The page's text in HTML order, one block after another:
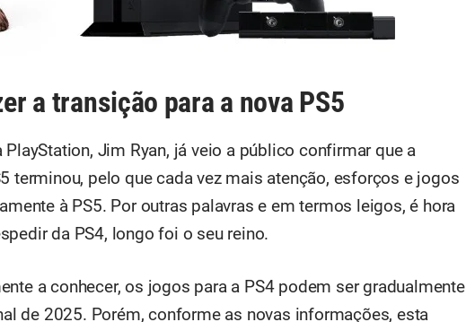
a transição para a nova PS5
Jim Ryan, já veio a público confirmar que a
terminou, pelo que cada vez mais atenção, esforços e jogos
à PS5. Por outras palavras e em termos leigos, é hora
da PS4, longo foi o seu reino.
a conhecer, os jogos para a PS4 podem ser gradualmente
de 2025. Porém, conforme as novas informações, esta